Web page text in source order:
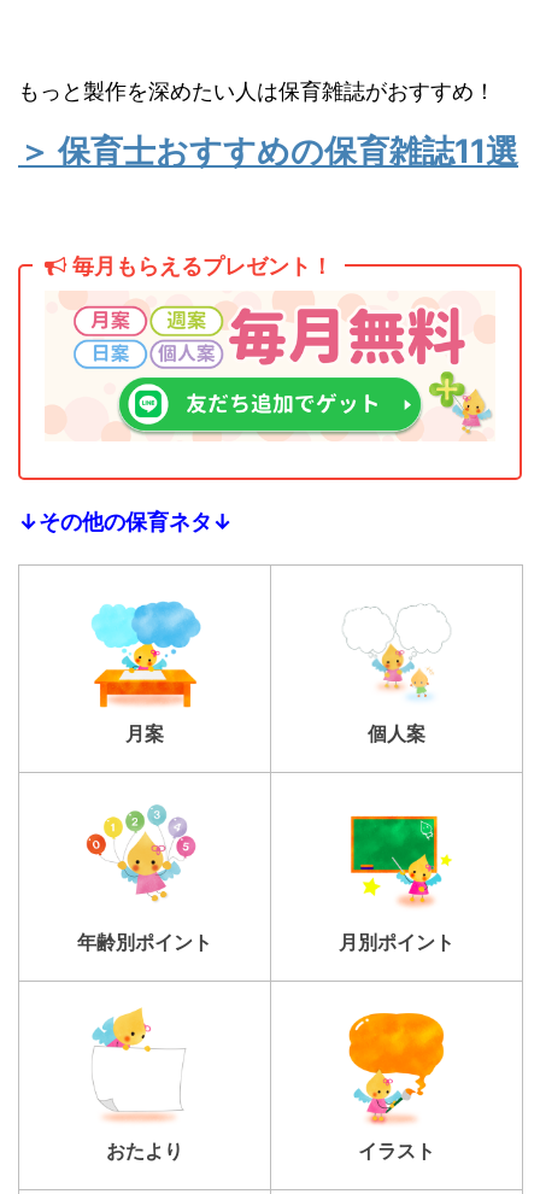
もっと製作を深めたい人は保育雑誌がおすすめ！
＞ 保育士おすすめの保育雑誌11選
毎月もらえるプレゼント！
↓その他の保育ネタ↓
月案 個人案
年齢別ポイント 月別ポイント
おたより イラスト